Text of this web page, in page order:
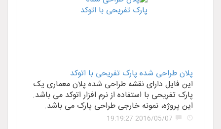
پلان طراحی شده پارک تفریحی با اتوکد
این فایل دارای نقشه طراحی شده پلان معماری یک
پارک تفریحی با استفاده از نرم افزار اتوکد می باشد.
این پروژه، نمونه خارجی طراحی پارک می باشد.
2016/05/07 19:19:27